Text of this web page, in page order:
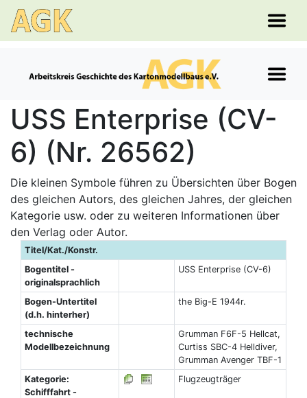
USS Enterprise (CV-
6) (Nr. 26562)
Die kleinen Symbole führen zu Übersichten über Bogen
des gleichen Autors, des gleichen Jahres, der gleichen
Kategorie usw. oder zu weiteren Informationen über
den Verlag oder Autor.
Titel/Kat./Konstr.
Bogentitel -
originalsprachlich
USS Enterprise (CV-6)
Bogen-Untertitel
(d.h. hinterher)
the Big-E 1944r.
technische
Modellbezeichnung
Grumman F6F-5 Hellcat,
Curtiss SBC-4 Helldiver,
Grumman Avenger TBF-1
Kategorie:
Schifffahrt -
Flugzeugträger